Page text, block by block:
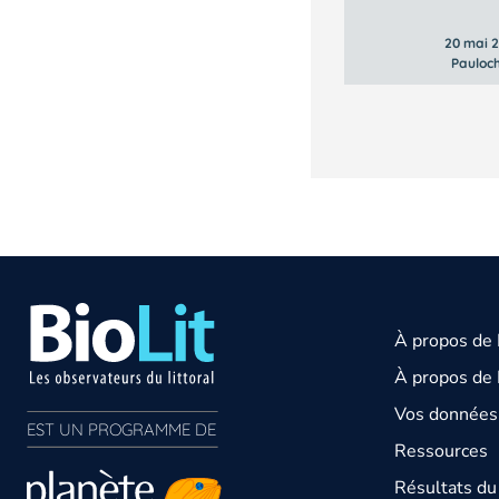
20 mai
EST UN PROGRAMME DE
À propos de
À propos de
Vos
Ressources
Résultats